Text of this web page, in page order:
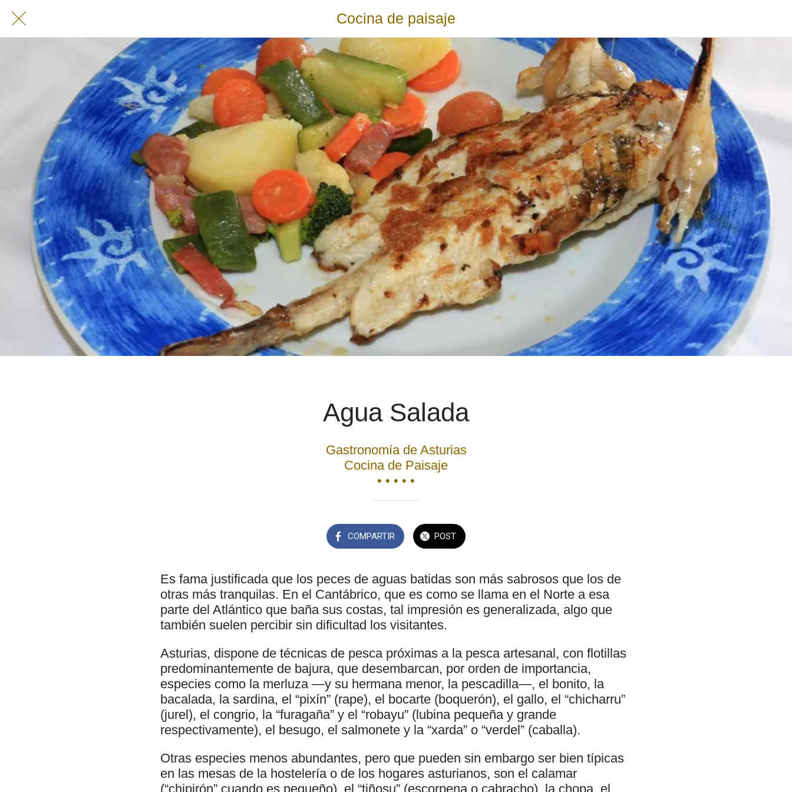
Cocina de paisaje
Agua Salada
Gastronomía de Asturias
Cocina de Paisaje
• • • • •
COMPARTIR POST
Es fama justificada que los peces de aguas batidas son más sabrosos que los de
otras más tranquilas. En el Cantábrico, que es como se llama en el Norte a esa
parte del Atlántico que baña sus costas, tal impresión es generalizada, algo que
también suelen percibir sin dificultad los visitantes.
Asturias, dispone de técnicas de pesca próximas a la pesca artesanal, con flotillas
predominantemente de bajura, que desembarcan, por orden de importancia,
especies como la merluza —y su hermana menor, la pescadilla—, el bonito, la
bacalada, la sardina, el “pixín” (rape), el bocarte (boquerón), el gallo, el “chicharru”
(jurel), el congrio, la “furagaña” y el “robayu” (lubina pequeña y grande
respectivamente), el besugo, el salmonete y la “xarda” o “verdel” (caballa).
Otras especies menos abundantes, pero que pueden sin embargo ser bien típicas
en las mesas de la hostelería o de los hogares asturianos, son el calamar
(“chipirón” cuando es pequeño), el “tiñosu” (escorpena o cabracho), la chopa, el